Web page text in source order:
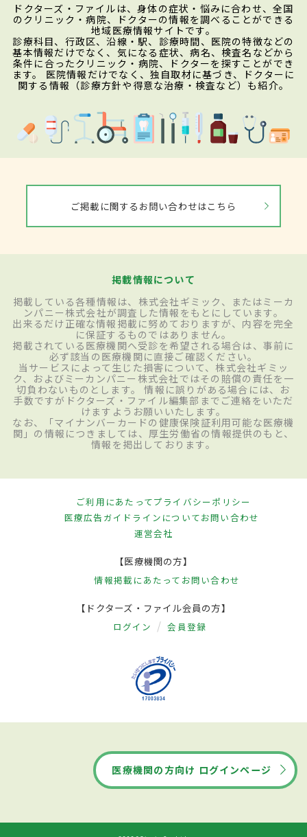
ドクターズ・ファイルは、身体の症状・悩みに合わせ、全国
のクリニック・病院、ドクターの情報を調べることができる
地域医療情報サイトです。
診療科目、行政区、沿線・駅、診療時間、医院の特徴などの
基本情報だけでなく、気になる症状、病名、検査名などから
条件に合ったクリニック・病院、ドクターを探すことができ
ます。 医院情報だけでなく、独自取材に基づき、ドクターに
関する情報（診療方針や得意な治療・検査など）も紹介。
ご掲載に関するお問い合わせはこちら
掲載情報について
掲載している各種情報は、株式会社ギミック、またはミーカ
ンパニー株式会社が調査した情報をもとにしています。
出来るだけ正確な情報掲載に努めておりますが、内容を完全
に保証するものではありません。
掲載されている医療機関へ受診を希望される場合は、事前に
必ず該当の医療機関に直接ご確認ください。
当サービスによって生じた損害について、株式会社ギミッ
ク、およびミーカンパニー株式会社ではその賠償の責任を一
切負わないものとします。 情報に誤りがある場合には、お
手数ですがドクターズ・ファイル編集部までご連絡をいただ
けますようお願いいたします。
なお、「マイナンバーカードの健康保険証利用可能な医療機
関」の情報につきましては、厚生労働省の情報提供のもと、
情報を掲出しております。
ご利用にあたってプライバシーポリシー
医療広告ガイドラインについてお問い合わせ
運営会社
【医療機関の方】
情報掲載にあたって お問い合わせ
【ドクターズ・ファイル会員の方】
ログイン 会員登録
医療機関の方向け ログインページ